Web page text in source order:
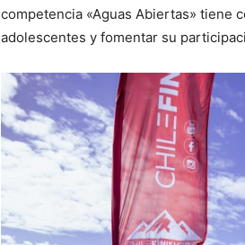
competencia «Aguas Abiertas» tiene
adolescentes y fomentar su